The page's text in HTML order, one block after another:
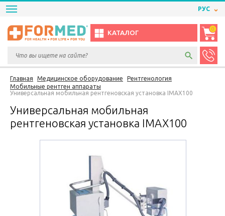
РУС
КАТАЛОГ
0
Главная Медицинское оборудование
Рентгенология
Мобильные рентген аппараты
Универсальная мобильная рентгеновская установка IMAX100
Универсальная мобильная
рентгеновская установка IMAX100